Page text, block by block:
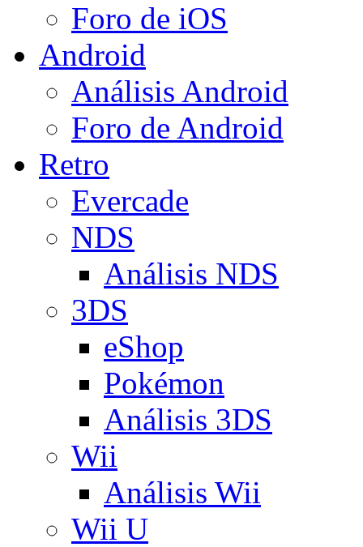
Foro de iOS
Android
Análisis Android
Foro de Android
Retro
Evercade
NDS
Análisis NDS
3DS
eShop
Pokémon
Análisis 3DS
Wii
Análisis Wii
Wii U